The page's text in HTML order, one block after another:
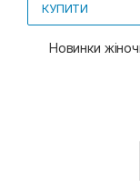
КУПИТИ
Новинки